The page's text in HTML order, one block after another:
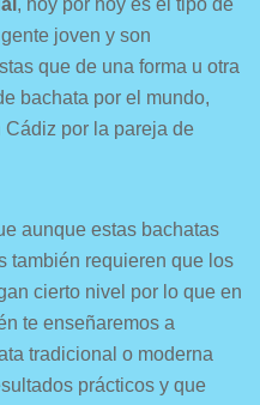
, hoy por hoy es el tipo de
joven y son
que de una forma u otra
bachata por el mundo,
por la pareja de
aunque estas bachatas
también requieren que los
cierto nivel por lo que en
te enseñaremos a
tradicional o moderna
prácticos y que